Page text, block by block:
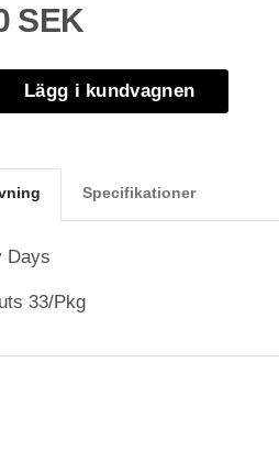
SEK
Lägg i kundvagnen
Specifikationer
Days
33/Pkg